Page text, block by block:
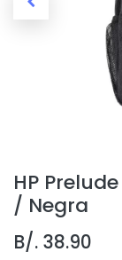
HP
/ Negra
B/. 38.90